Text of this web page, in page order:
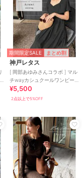
ル素材/
/
半袖
トスカー
ロング・
ル素材/
半袖
トスカー
期間限定SALE まとめ割
神戸レタス
[ 岡部あゆみさんコラボ ] マル
チwayカシュクールワンピース
[E3304]
¥5,500
2点以上で5%OFF